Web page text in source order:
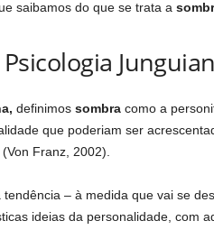
saibamos do que se trata a
definimossombracomo a
que poderiam ser
Franz, 2002).
tendência – à medida que vai se
ideias da personalidade, com